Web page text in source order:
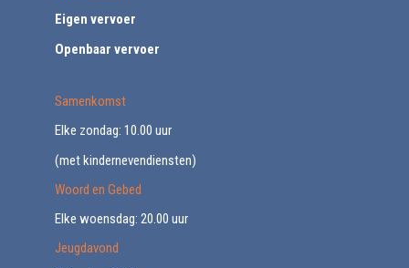
Eigen vervoer
Openbaar vervoer
Samenkomst
Elke zondag: 10.00 uur
(met kindernevendiensten)
Woord en Gebed
Elke woensdag: 20.00 uur
Jeugdavond